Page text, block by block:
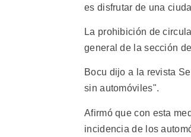
es disfrutar de una
La prohibición de
general de la sección
Bocu dijo a la revista
sin automóviles".
Afirmó que con esta
incidencia de los